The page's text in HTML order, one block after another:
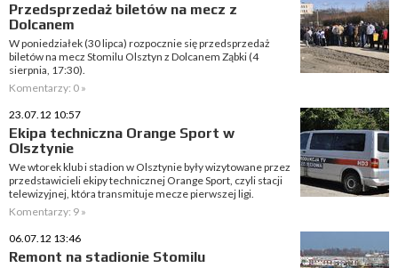
Przedsprzedaż biletów na mecz z
Dolcanem
W poniedziałek (30 lipca) rozpocznie się przedsprzedaż
biletów na mecz Stomilu Olsztyn z Dolcanem Ząbki (4
sierpnia, 17:30).
Komentarzy: 0 »
23.07.12 10:57
Ekipa techniczna Orange Sport w
Olsztynie
We wtorek klub i stadion w Olsztynie były wizytowane przez
przedstawicieli ekipy technicznej Orange Sport, czyli stacji
telewizyjnej, która transmituje mecze pierwszej ligi.
Komentarzy: 9 »
06.07.12 13:46
Remont na stadionie Stomilu